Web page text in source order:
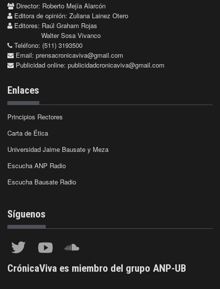
Director: Roberto Mejía Alarcón
Editora de opinión: Zuliana Lainez Otero
Editores: Raúl Graham Rojas
Walter Sosa Vivanco
Teléfono: (511) 3193500
Email: prensacronicaviva@gmail.com
Publicidad online: publicidadcronicaviva@gmail.com
Enlaces
Principios Rectores
Carta de Ética
Universidad Jaime Bausate y Meza
Escucha ANP Radio
Escucha Bausate Radio
Síguenos
CrónicaViva es miembro del grupo ANP-UB